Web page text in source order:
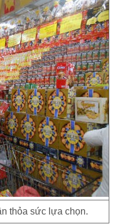
thỏa sức lựa chọn.